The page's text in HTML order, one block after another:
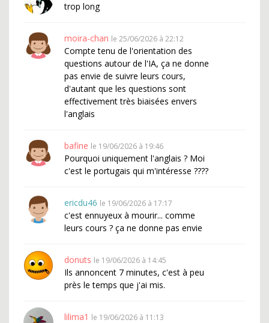
trop long
moira-chan le 25/06/2026 à 22:12
Compte tenu de l'orientation des
questions autour de l'IA, ça ne donne
pas envie de suivre leurs cours,
d'autant que les questions sont
effectivement très biaisées envers
l'anglais
bafine le 19/06/2026 à 19:46
Pourquoi uniquement l'anglais ? Moi
c'est le portugais qui m'intéresse ????
ericdu46 le 19/06/2026 à 17:17
c'est ennuyeux à mourir... comme
leurs cours ? ça ne donne pas envie
donuts le 19/06/2026 à 14:45
Ils annoncent 7 minutes, c'est à peu
près le temps que j'ai mis.
lilima1 le 19/06/2026 à 11:13